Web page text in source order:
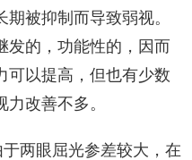
被抑制而导致弱视。
发的，功能性的，因而
可以提高，但也有少数
改善不多。
两眼屈光参差较大，在